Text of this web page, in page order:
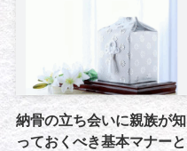
納骨の立ち会いに親族が知
っておくべき基本マナーと